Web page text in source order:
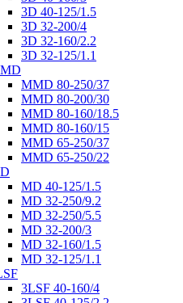
3D 40-125/1.5
3D 32-200/4
3D 32-160/2.2
3D 32-125/1.1
MMD 80-250/37
MMD 80-200/30
MMD 80-160/18.5
MMD 80-160/15
MMD 65-250/37
MMD 65-250/22
MD 40-125/1.5
MD 32-250/9.2
MD 32-250/5.5
MD 32-200/3
MD 32-160/1.5
MD 32-125/1.1
3LSF 40-160/4